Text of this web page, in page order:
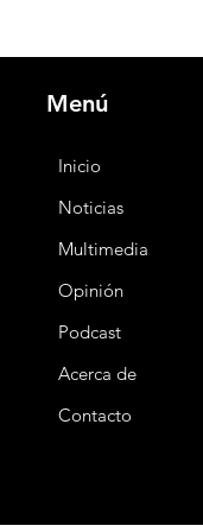
Menú
Inicio
Noticias
Multimedia
Opinión
Podcast
Acerca de
Contacto